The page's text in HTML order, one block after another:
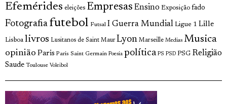
Efemérides eleições Empresas Ensino Exposição fado
Fotografia futebol Futsal I Guerra Mundial Ligue 1 Lille
Lisboa livros Lusitanos de Saint Maur Lyon Marseille Medias Musica
opinião Paris Paris Saint Germain Poesia política PS PSD PSG Religião
Saude Toulouse Voleibol